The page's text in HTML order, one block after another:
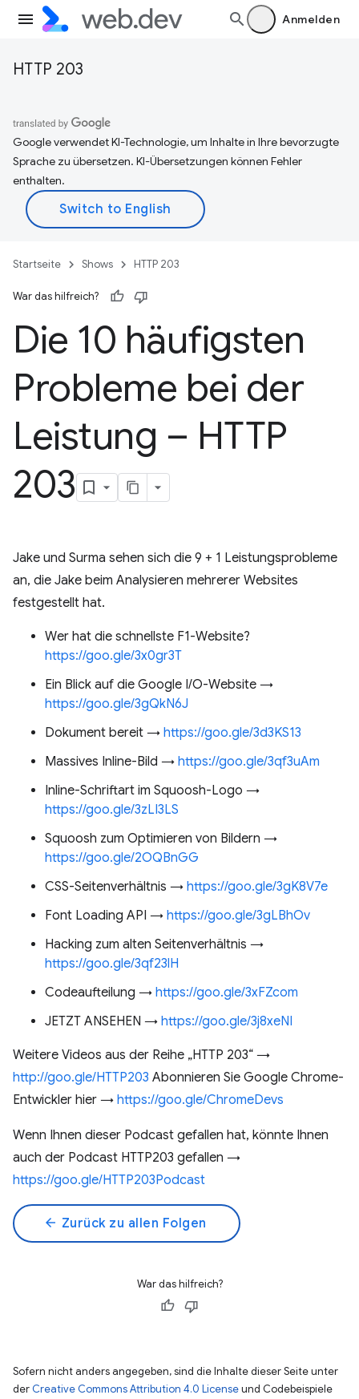
Anmelden
HTTP 203
Google verwendet KI-Technologie, um Inhalte in Ihre bevorzugte
Sprache zu übersetzen. KI-Übersetzungen können Fehler
enthalten.
Startseite Shows HTTP 203
War das hilfreich?
Die 10 häufigsten
Probleme bei der
Leistung – HTTP
203
Jake und Surma sehen sich die 9 + 1 Leistungsprobleme
an, die Jake beim Analysieren mehrerer Websites
festgestellt hat.
Wer hat die schnellste F1-Website?
https://goo.gle/3x0gr3T
Ein Blick auf die Google I/O-Website →
https://goo.gle/3gQkN6J
Dokument bereit → https://goo.gle/3d3KS13
Massives Inline-Bild → https://goo.gle/3qf3uAm
Inline-Schriftart im Squoosh-Logo →
https://goo.gle/3zLI3LS
Squoosh zum Optimieren von Bildern →
https://goo.gle/2OQBnGG
CSS-Seitenverhältnis → https://goo.gle/3gK8V7e
Font Loading API → https://goo.gle/3gLBhOv
Hacking zum alten Seitenverhältnis →
https://goo.gle/3qf23lH
Codeaufteilung → https://goo.gle/3xFZcom
JETZT ANSEHEN → https://goo.gle/3j8xeNI
Weitere Videos aus der Reihe „HTTP 203“ →
http://goo.gle/HTTP203 Abonnieren Sie Google Chrome-
Entwickler hier → https://goo.gle/ChromeDevs
Wenn Ihnen dieser Podcast gefallen hat, könnte Ihnen
auch der Podcast HTTP203 gefallen →
https://goo.gle/HTTP203Podcast
arrow_back Zurück zu allen Folgen
War das hilfreich?
Sofern nicht anders angegeben, sind die Inhalte dieser Seite unter
der Creative Commons Attribution 4.0 Licenseund Codebeispiele